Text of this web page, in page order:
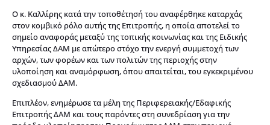
Ο κ. Καλλίρης κατά την τοποθέτησή του αναφέρθηκε καταρχάς
στον κομβικό ρόλο αυτής της Επιτροπής, η οποία αποτελεί το
σημείο αναφοράς μεταξύ της τοπικής κοινωνίας και της Ειδικής
Υπηρεσίας ΔΑΜ με απώτερο στόχο την ενεργή συμμετοχή των
αρχών, των φορέων και των πολιτών της περιοχής στην
υλοποίηση και αναμόρφωση, όπου απαιτείται, του εγκεκριμένου
σχεδιασμού ΔΑΜ.
Επιπλέον, ενημέρωσε τα μέλη της Περιφερειακής/Εδαφικής
Επιτροπής ΔΑΜ και τους παρόντες στη συνεδρίαση για την